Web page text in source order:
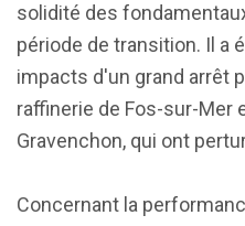
solidité des
période de transition. Il a
impacts d'un grand arrêt
raffinerie de Fos-sur-Mer
Gravenchon, qui ont
Concernant la